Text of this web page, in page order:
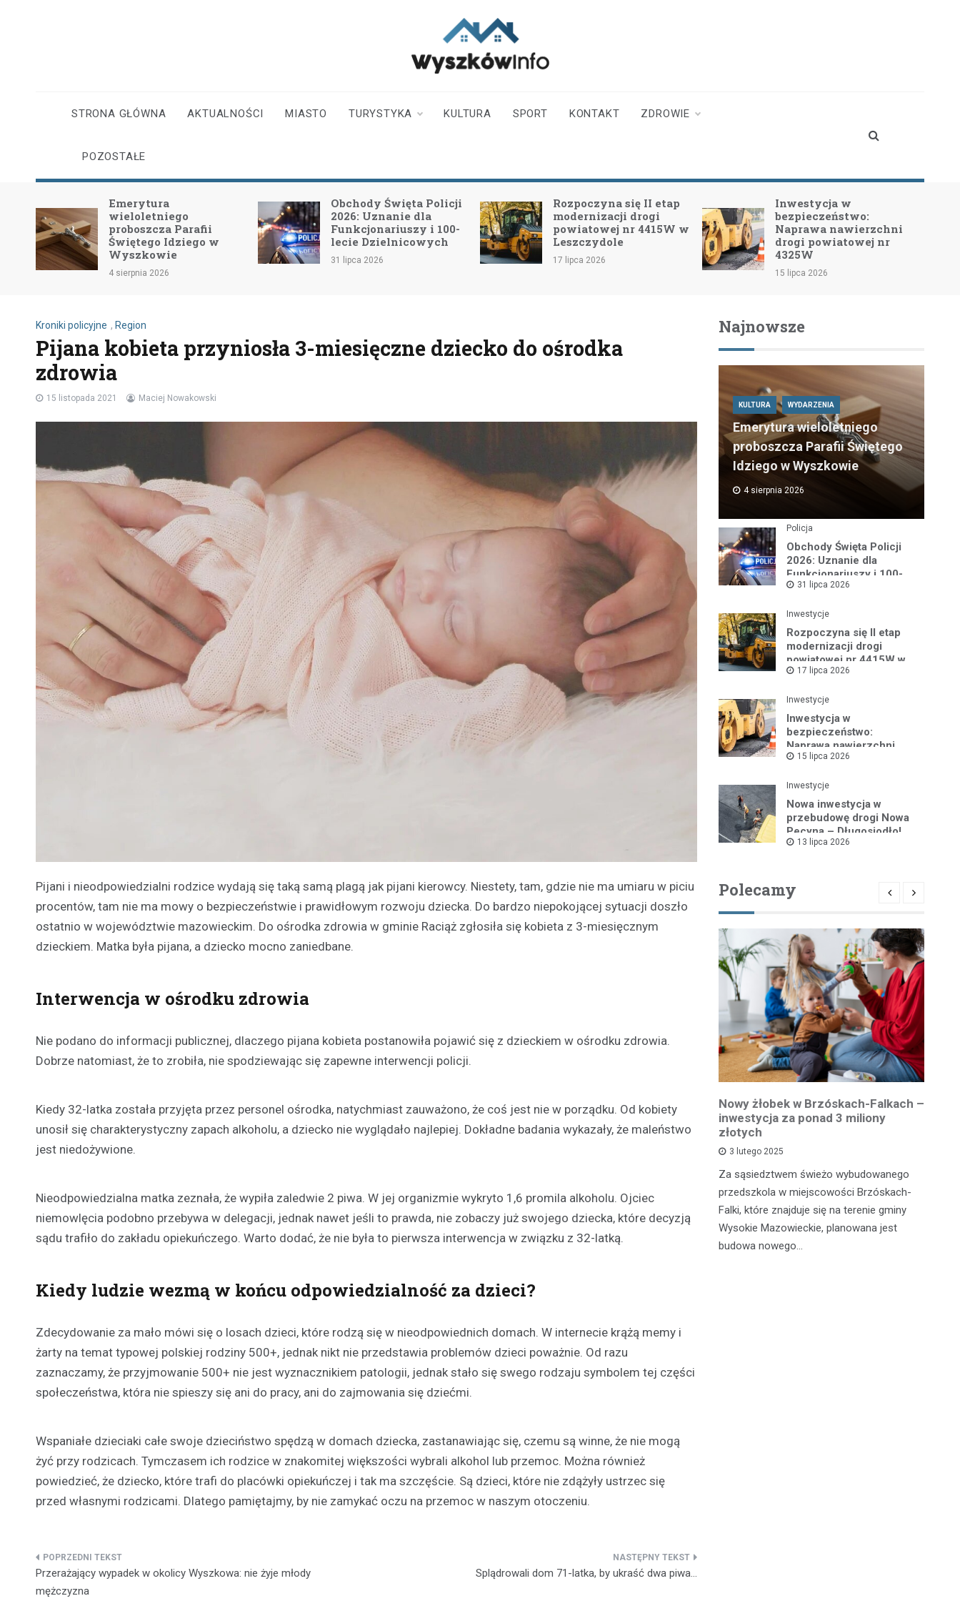
STRONA GŁÓWNA AKTUALNOŚCI MIASTO TURYSTYKA KULTURA SPORT KONTAKT ZDROWIE
POZOSTAŁE
wieloletniego
proboszcza Parafii
Świętego Idziego w
Wyszkowie
4 sierpnia 2026
Obchody Święta Policji
2026: Uznanie dla
Funkcjonariuszy i 100-
lecie Dzielnicowych
31 lipca 2026
Rozpoczyna się II etap
modernizacji drogi
powiatowej nr 4415W w
Leszczydole
17 lipca 2026
Inwestycja w
bezpieczeństwo:
Naprawa nawierzchni
drogi powiatowej nr
4325W
15 lipca 2026
Kroniki policyjne , Region
Pijana kobieta przyniosła 3-miesięczne dziecko do ośrodka
zdrowia
15 listopada 2021 Maciej Nowakowski
Pijani i nieodpowiedzialni rodzice wydają się taką samą plagą jak pijani kierowcy. Niestety, tam, gdzie nie ma umiaru w piciu
procentów, tam nie ma mowy o bezpieczeństwie i prawidłowym rozwoju dziecka. Do bardzo niepokojącej sytuacji doszło
ostatnio w województwie mazowieckim. Do ośrodka zdrowia w gminie Raciąż zgłosiła się kobieta z 3-miesięcznym
dzieckiem. Matka była pijana, a dziecko mocno zaniedbane.
Interwencja w ośrodku zdrowia
Nie podano do informacji publicznej, dlaczego pijana kobieta postanowiła pojawić się z dzieckiem w ośrodku zdrowia.
Dobrze natomiast, że to zrobiła, nie spodziewając się zapewne interwencji policji.
Kiedy 32-latka została przyjęta przez personel ośrodka, natychmiast zauważono, że coś jest nie w porządku. Od kobiety
unosił się charakterystyczny zapach alkoholu, a dziecko nie wyglądało najlepiej. Dokładne badania wykazały, że maleństwo
jest niedożywione.
Nieodpowiedzialna matka zeznała, że wypiła zaledwie 2 piwa. W jej organizmie wykryto 1,6 promila alkoholu. Ojciec
niemowlęcia podobno przebywa w delegacji, jednak nawet jeśli to prawda, nie zobaczy już swojego dziecka, które decyzją
sądu trafiło do zakładu opiekuńczego. Warto dodać, że nie była to pierwsza interwencja w związku z 32-latką.
Kiedy ludzie wezmą w końcu odpowiedzialność za dzieci?
Zdecydowanie za mało mówi się o losach dzieci, które rodzą się w nieodpowiednich domach. W internecie krążą memy i
żarty na temat typowej polskiej rodziny 500+, jednak nikt nie przedstawia problemów dzieci poważnie. Od razu
zaznaczamy, że przyjmowanie 500+ nie jest wyznacznikiem patologii, jednak stało się swego rodzaju symbolem tej części
społeczeństwa, która nie spieszy się ani do pracy, ani do zajmowania się dziećmi.
Wspaniałe dzieciaki całe swoje dzieciństwo spędzą w domach dziecka, zastanawiając się, czemu są winne, że nie mogą
żyć przy rodzicach. Tymczasem ich rodzice w znakomitej większości wybrali alkohol lub przemoc. Można również
powiedzieć, że dziecko, które trafi do placówki opiekuńczej i tak ma szczęście. Są dzieci, które nie zdążyły ustrzec się
przed własnymi rodzicami. Dlatego pamiętajmy, by nie zamykać oczu na przemoc w naszym otoczeniu.
Nawigacja
wpisu
Przerażający wypadek w okolicy Wyszkowa: nie żyje młody
mężczyzna
Splądrowali dom 71-latka, by ukraść dwa piwa…
Najnowsze
KULTURA WYDARZENIA
Emerytura wieloletniego
proboszcza Parafii Świętego
Idziego w Wyszkowie
4 sierpnia 2026
Policja
Obchody Święta Policji
2026: Uznanie dla
Funkcjonariuszy i 100-
lecie Dzielnicowych
31 lipca 2026
Inwestycje
Rozpoczyna się II etap
modernizacji drogi
powiatowej nr 4415W w
Leszczydole
17 lipca 2026
Inwestycje
Inwestycja w
bezpieczeństwo:
Naprawa nawierzchni
drogi powiatowej nr
15 lipca 2026
Inwestycje
Nowa inwestycja w
przebudowę drogi Nowa
Pecyna – Długosiodło!
13 lipca 2026
Polecamy
Plan modernizacji drogi powiatowej
4415W na Mazowszu – inwestycja w
bezpieczeństwo i komfort podróży
powiatowej trasy nr 4415W, prowadzącej z
Leszczydół Stary przez Leszczydół Działki
do Leszczydół Podwielątki Wielątki.
Modernizacja…
Nowy żłobek w Brzóskach-Falkach –
inwestycja za ponad 3 miliony
złotych
3 lutego 2025
Za sąsiedztwem świeżo wybudowanego
przedszkola w miejscowości Brzóskach-
Falki, które znajduje się na terenie gminy
Wysokie Mazowieckie, planowana jest
budowa nowego…